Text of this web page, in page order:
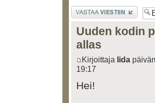
Lähetä vastaus
Uuden kodin
allas
Kirjoittaja Iida
19:17
Hei!